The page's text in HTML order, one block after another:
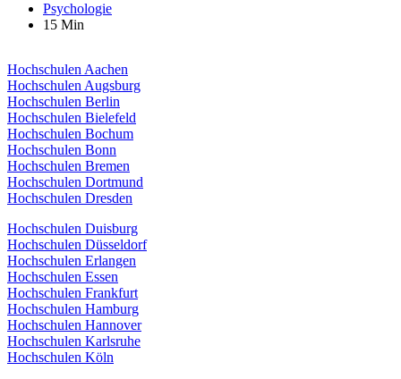
Psychologie
15 Min
Hochschulen Aachen
Hochschulen Augsburg
Hochschulen Berlin
Hochschulen Bielefeld
Hochschulen Bochum
Hochschulen Bonn
Hochschulen Bremen
Hochschulen Dortmund
Hochschulen Dresden
Hochschulen Duisburg
Hochschulen Düsseldorf
Hochschulen Erlangen
Hochschulen Essen
Hochschulen Frankfurt
Hochschulen Hamburg
Hochschulen Hannover
Hochschulen Karlsruhe
Hochschulen Köln